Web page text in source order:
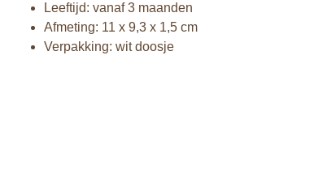
Leeftijd: vanaf 3 maanden
Afmeting: 11 x 9,3 x 1,5 cm
Verpakking: wit doosje